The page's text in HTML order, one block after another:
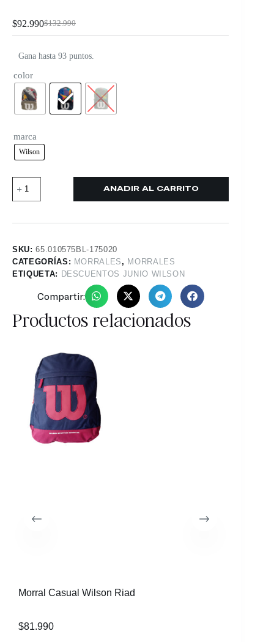
$132.990
$92.990
Gana hasta 93 puntos.
color
marca
Wilson
AÑADIR AL CARRITO
SKU:65.010575BL-175020
CATEGORÍAS: MORRALES , MORRALES
ETIQUETA: DESCUENTOS JUNIO WILSON
Compartir:
Productos relacionados
Morral Casual Wilson Riad
$81.990